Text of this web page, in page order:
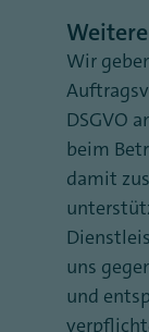
Wir
DSGVO
beim
damit
uns
und